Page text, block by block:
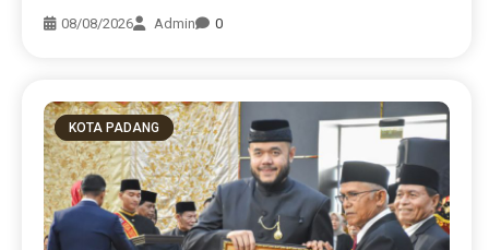
08/08/2026 Admin 0
KOTA PADANG